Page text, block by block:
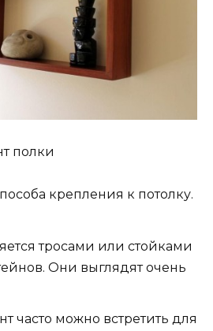
полки
крепления к потолку.
тросами или стойками
Они выглядят очень
часто можно встретить для